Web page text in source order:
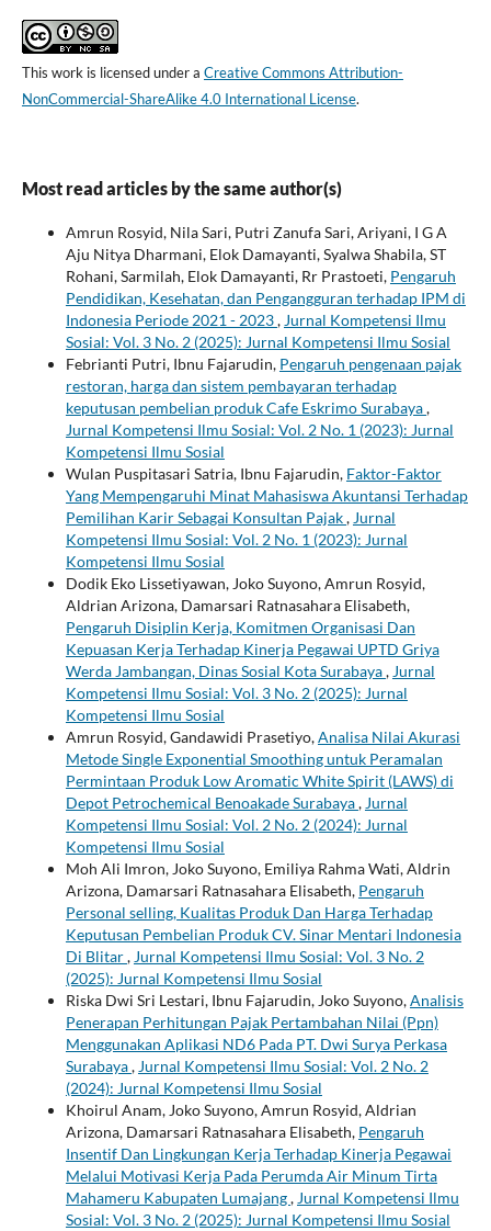
This work is licensed under a Creative Commons Attribution-
NonCommercial-ShareAlike 4.0 International License.
Most read articles by the same author(s)
Amrun Rosyid, Nila Sari, Putri Zanufa Sari, Ariyani, I G A
Aju Nitya Dharmani, Elok Damayanti, Syalwa Shabila, ST
Rohani, Sarmilah, Elok Damayanti, Rr Prastoeti, Pengaruh
Pendidikan, Kesehatan, dan Pengangguran terhadap IPM di
Indonesia Periode 2021 - 2023,Jurnal Kompetensi Ilmu
Sosial: Vol. 3 No. 2 (2025): Jurnal Kompetensi Ilmu Sosial
Febrianti Putri, Ibnu Fajarudin, Pengaruh pengenaan pajak
restoran, harga dan sistem pembayaran terhadap
keputusan pembelian produk Cafe Eskrimo Surabaya,
Jurnal Kompetensi Ilmu Sosial: Vol. 2 No. 1 (2023): Jurnal
Kompetensi Ilmu Sosial
Wulan Puspitasari Satria, Ibnu Fajarudin, Faktor-Faktor
Yang Mempengaruhi Minat Mahasiswa Akuntansi Terhadap
Pemilihan Karir Sebagai Konsultan Pajak,Jurnal
Kompetensi Ilmu Sosial: Vol. 2 No. 1 (2023): Jurnal
Kompetensi Ilmu Sosial
Dodik Eko Lissetiyawan, Joko Suyono, Amrun Rosyid,
Aldrian Arizona, Damarsari Ratnasahara Elisabeth,
Pengaruh Disiplin Kerja, Komitmen Organisasi Dan
Kepuasan Kerja Terhadap Kinerja Pegawai UPTD Griya
Werda Jambangan, Dinas Sosial Kota Surabaya,Jurnal
Kompetensi Ilmu Sosial: Vol. 3 No. 2 (2025): Jurnal
Kompetensi Ilmu Sosial
Amrun Rosyid, Gandawidi Prasetiyo,Analisa Nilai Akurasi
Metode Single Exponential Smoothing untuk Peramalan
Permintaan Produk Low Aromatic White Spirit (LAWS) di
Depot Petrochemical Benoakade Surabaya,Jurnal
Kompetensi Ilmu Sosial: Vol. 2 No. 2 (2024): Jurnal
Kompetensi Ilmu Sosial
Moh Ali Imron, Joko Suyono, Emiliya Rahma Wati, Aldrin
Arizona, Damarsari Ratnasahara Elisabeth, Pengaruh
Personal selling, Kualitas Produk Dan Harga Terhadap
Keputusan Pembelian Produk CV. Sinar Mentari Indonesia
Di Blitar,Jurnal Kompetensi Ilmu Sosial: Vol. 3 No. 2
(2025): Jurnal Kompetensi Ilmu Sosial
Riska Dwi Sri Lestari, Ibnu Fajarudin, Joko Suyono,Analisis
Penerapan Perhitungan Pajak Pertambahan Nilai (Ppn)
Menggunakan Aplikasi ND6 Pada PT. Dwi Surya Perkasa
Surabaya,Jurnal Kompetensi Ilmu Sosial: Vol. 2 No. 2
(2024): Jurnal Kompetensi Ilmu Sosial
Khoirul Anam, Joko Suyono, Amrun Rosyid, Aldrian
Arizona, Damarsari Ratnasahara Elisabeth, Pengaruh
Insentif Dan Lingkungan Kerja Terhadap Kinerja Pegawai
Melalui Motivasi Kerja Pada Perumda Air Minum Tirta
Mahameru Kabupaten Lumajang,Jurnal Kompetensi Ilmu
Sosial: Vol. 3 No. 2 (2025): Jurnal Kompetensi Ilmu Sosial